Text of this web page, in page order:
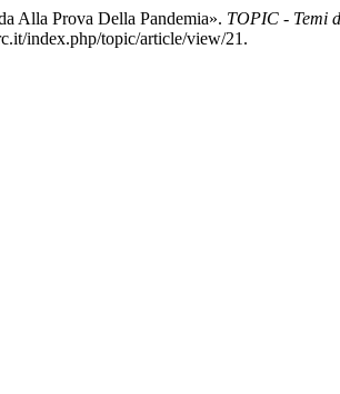
Alla Prova Della Pandemia». TOPIC - Temi
index.php/topic/article/view/21.